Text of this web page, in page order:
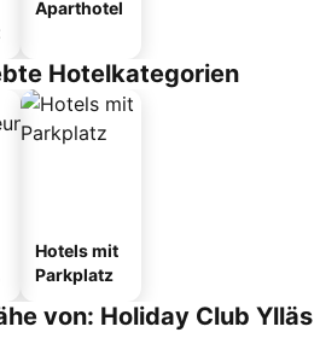
Aparthotel
Hotelkategorien
Hotels mit
Parkplatz
von: Holiday Club Ylläs